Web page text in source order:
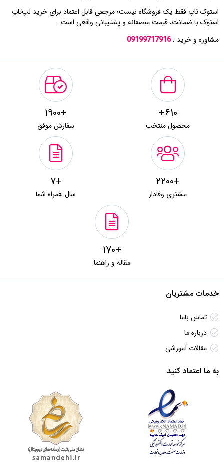
استوک تاپ فقط یک فروشگاه نیست؛ مرجعی قابل اعتماد برای خرید لپ‌تاپ
استوک با ضمانت، قیمت منصفانه و پشتیبانی واقعی است.
مشاوره و خرید :09199717916
610+
محصول منتخب
+1900
سفارش موفق
+2200
مشتری وفادار
+7
سال همراه شما
+170
مقاله و راهنما
خدمات مشتریان
تماس باما
درباره ما
مقالات آموزشی
به ما اعتماد کنید